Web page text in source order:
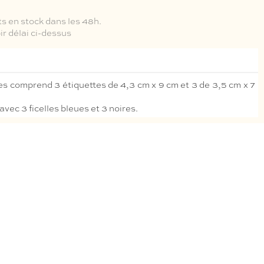
en stock dans les 48h.
délai ci-dessus
comprend 3 étiquettes de 4,3 cm x 9 cm et 3 de 3,5 cm x 7
3 ficelles bleues et 3 noires.